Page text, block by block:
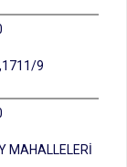
9
MAHALLELERİ